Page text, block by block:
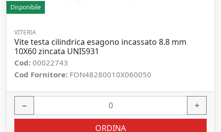
Disponibile
VITERIA
Vite testa cilindrica esagono incassato 8.8 mm
10X60 zincata UNI5931
Cod: 00022743
Cod Fornitore: FON48280010X060050
− +
ORDINA